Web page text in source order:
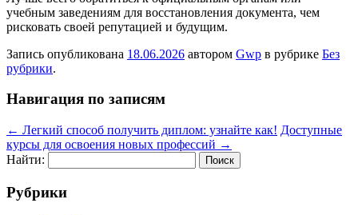
учебным заведениям для восстановления документа, чем
рисковать своей репутацией и будущим.
Запись опубликована 18.06.2026 автором Gwp в рубрике Без
рубрики.
Навигация по записям
← Легкий способ получить диплом: узнайте как! Доступные
курсы для освоения новых профессий →
Найти:
Рубрики